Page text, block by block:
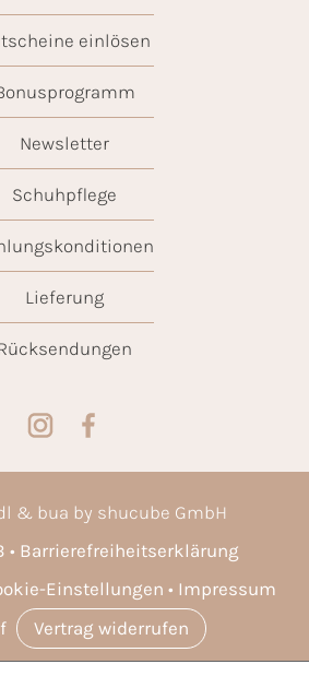
einlösen
Newsletter
Schuhpflege
Lieferung
& bua by shucube GmbH
Barrierefreiheitserklärung
Einstellungen
Impressum
Vertrag widerrufen